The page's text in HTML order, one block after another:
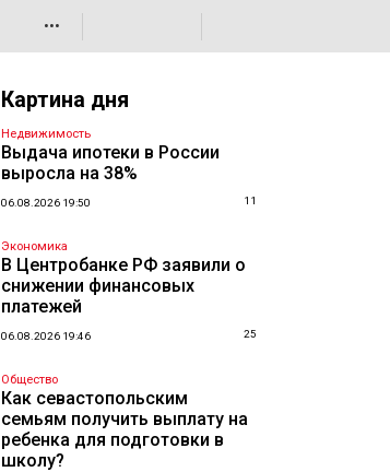
•••
Картина дня
Недвижимость
Выдача ипотеки в России
выросла на 38%
06.08.2026 19:50 11
Экономика
В Центробанке РФ заявили о
снижении финансовых
платежей
06.08.2026 19:46 25
Общество
Как севастопольским
семьям получить выплату на
ребенка для подготовки в
школу?